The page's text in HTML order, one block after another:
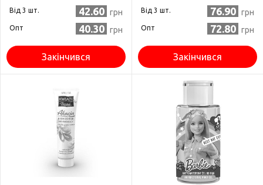
Від 3 шт. 42.60 грн
Опт 40.30 грн
Закінчився
Від 3 шт. 76.90 грн
Опт 72.80 грн
Закінчився